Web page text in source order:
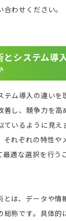
わせください。
とシステム導
テム導入の違いを
し、競争力を高
ているように見え
それぞれの特性や
適な選択を行う
とは、データや情
総称です。具体的